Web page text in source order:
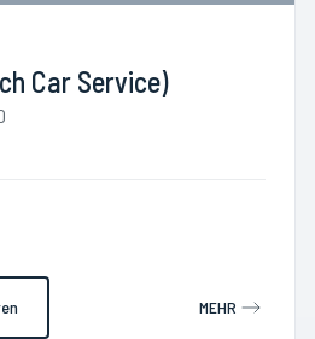
Car Service)
MEHR